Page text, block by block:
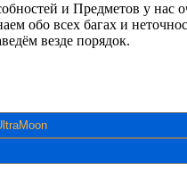
и Предметов у нас
обо всех багах и
везде порядок.